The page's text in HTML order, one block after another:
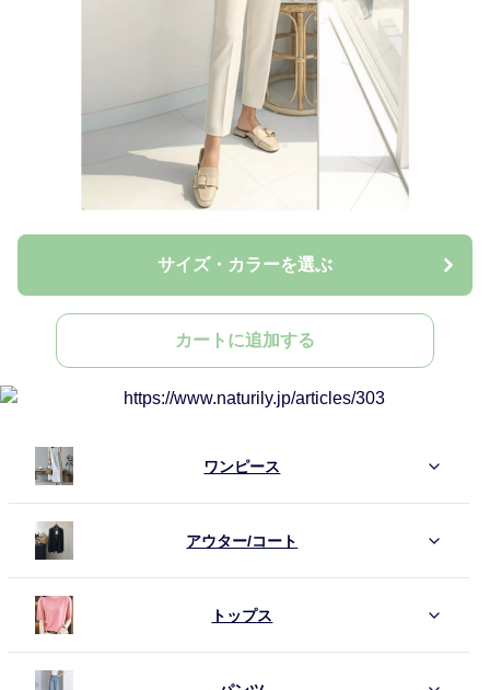
サイズ・カラーを選ぶ
カートに追加する
ワンピース
アウター/コート
トップス